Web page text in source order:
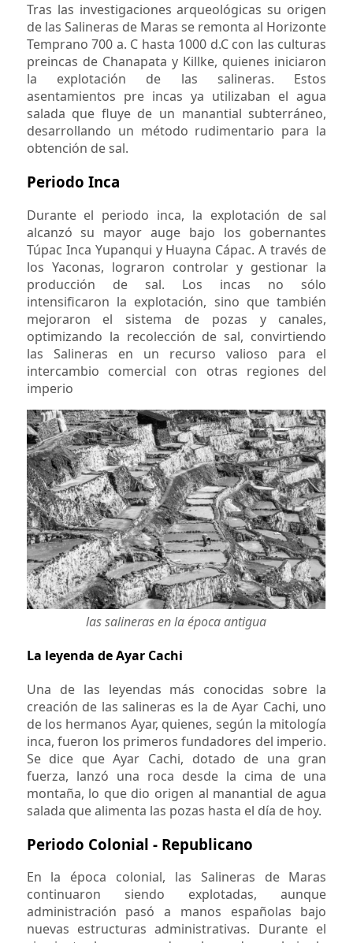
Tras las investigaciones arqueológicas su origen
de las Salineras de Maras se remonta al Horizonte
Temprano 700 a. C hasta 1000 d.C con las culturas
preincas de Chanapata y Killke, quienes iniciaron
la explotación de las salineras. Estos
asentamientos pre incas ya utilizaban el agua
salada que fluye de un manantial subterráneo,
desarrollando un método rudimentario para la
obtención de sal.
Periodo Inca
Durante el periodo inca, la explotación de sal
alcanzó su mayor auge bajo los gobernantes
Túpac Inca Yupanqui y Huayna Cápac. A través de
los Yaconas, lograron controlar y gestionar la
producción de sal. Los incas no sólo
intensificaron la explotación, sino que también
mejoraron el sistema de pozas y canales,
optimizando la recolección de sal, convirtiendo
las Salineras en un recurso valioso para el
intercambio comercial con otras regiones del
imperio
las salineras en la época antigua
La leyenda de Ayar Cachi
Una de las leyendas más conocidas sobre la
creación de las salineras es la de Ayar Cachi, uno
de los hermanos Ayar, quienes, según la mitología
inca, fueron los primeros fundadores del imperio.
Se dice que Ayar Cachi, dotado de una gran
fuerza, lanzó una roca desde la cima de una
montaña, lo que dio origen al manantial de agua
salada que alimenta las pozas hasta el día de hoy.
Periodo Colonial - Republicano
En la época colonial, las Salineras de Maras
continuaron siendo explotadas, aunque
administración pasó a manos españolas bajo
nuevas estructuras administrativas. Durante el